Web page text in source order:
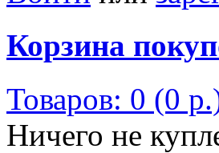
Корзина
Товаров: 0 (0
Ничего не